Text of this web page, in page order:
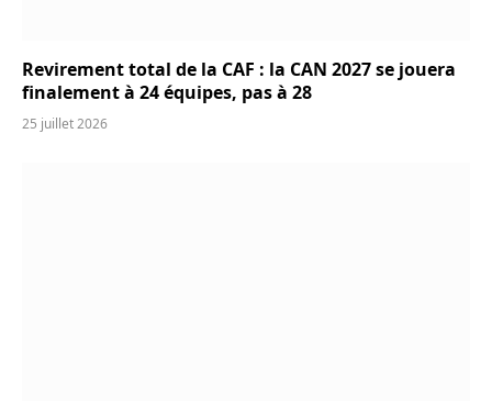
Revirement total de la CAF : la CAN 2027 se jouera
finalement à 24 équipes, pas à 28
25 juillet 2026